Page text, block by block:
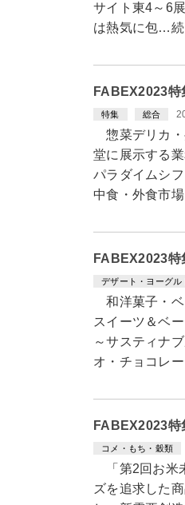
サイト東4～6
は熱気に包…
FABEX2023
特集 総合
惣菜デリカ・
堂に展示する
パラダイムシ
中食・外食市
FABEX2023
デザート・ヨーグル
和洋菓子・ベ
スイーツ＆ベ
～サスティナ
オ・チョコレ
FABEX2023
コメ・もち・穀類
「第2回お米
ズを追求した